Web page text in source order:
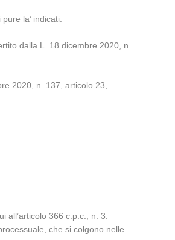
la’ indicati.
dalla L. 18 dicembre 2020, n.
2020, n. 137, articolo 23,
all’articolo 366 c.p.c., n. 3.
che si colgono nelle